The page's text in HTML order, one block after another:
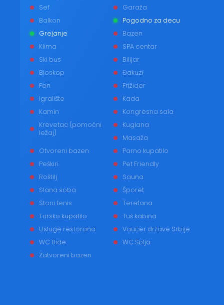
Sef
Garaža
Balkon
Pogodno za decu
Grejanje
Bazen
Klima
SPA centar
Ski bus
Bilijar
Bioskop
Đakuzi
Fen
Frižider
Igralište
Kada
Kamin
Kongresna sala
Krevetac (pomoćni
ležaj)
Kuglana
Masaža
Otvoreni bazen
Parno kupatilo
Peškiri
Pet Friendly
Roštilj
Sauna
Slana soba
Šporet
Stoni tenis
Teretana
Tursko kupatilo
Tuš kabina
Usluge restorana
Vaučer države Srbije
WC Bide
WC Šolja
Zatvoreni bazen